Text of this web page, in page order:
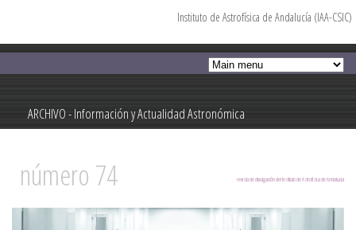
contenido
ARCHIVO - Información y Actualidad Astronómica
Información y Actualidad Astronómica
Instituto de Astrofísica de Andalucía (IAA-CSIC)
revista de divulgación del Instituto de Astrofísica de Andalucía
número 74